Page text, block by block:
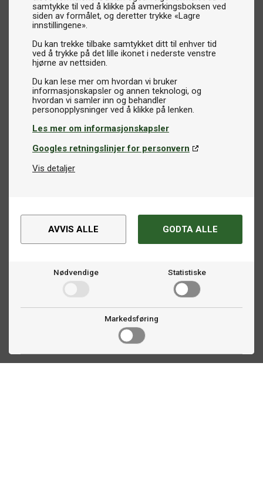
samtykke til ved å klikke på avmerkingsboksen ved
siden av formålet, og deretter trykke «Lagre
innstillingene».
Du kan trekke tilbake samtykket ditt til enhver tid
ved å trykke på det lille ikonet i nederste venstre
hjørne av nettsiden.
Du kan lese mer om hvordan vi bruker
informasjonskapsler og annen teknologi, og
hvordan vi samler inn og behandler
Les mer om informasjonskapsler
Googles retningslinjer for personvern
Vis detaljer
AVVIS ALLE GODTA ALLE
Nødvendige Statistiske
Markedsføring
når det ikke er i bruk.
Ballhåver:Gjør det enkelt å samle opp baller under trening.
kamper.
Ledende merker og høy kvalitet
Vi tilbyr tilbehør fra de mest anerkjente merkene på
markedet, inkludertButterfly,Stiga,Yasaka,
av høy kvalitet som oppfyller dine krav og behov.
Finn riktig tilbehør til bordtennis
trenger for å ta vare på utstyret ditt og forbedre
spillopplevelsen din!